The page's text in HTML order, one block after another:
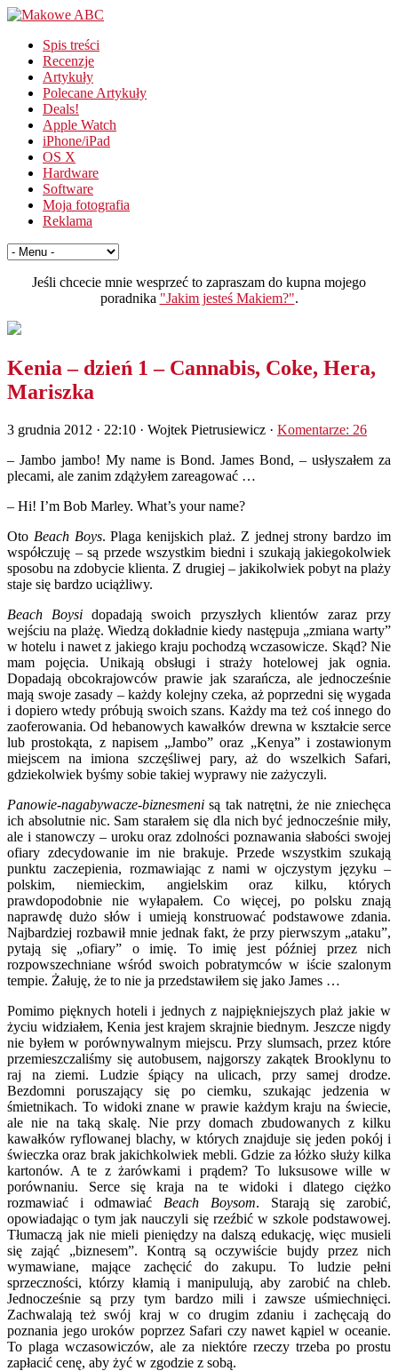
Spis treści
Recenzje
Artykuły
Polecane Artykuły
Deals!
Apple Watch
iPhone/iPad
OS X
Hardware
Software
Moja fotografia
Reklama
Jeśli chcecie mnie wesprzeć to zapraszam do kupna mojego
poradnika "Jakim jesteś Makiem?".
Kenia – dzień 1 – Cannabis, Coke, Hera,
Mariszka
3 grudnia 2012 · 22:10 · Wojtek Pietrusiewicz · Komentarze: 26
– Jambo jambo! My name is Bond. James Bond, – usłyszałem za
plecami, ale zanim zdążyłem zareagować …
– Hi! I’m Bob Marley. What’s your name?
Oto Beach Boys. Plaga kenijskich plaż. Z jednej strony bardzo im
współczuję – są przede wszystkim biedni i szukają jakiegokolwiek
sposobu na zdobycie klienta. Z drugiej – jakikolwiek pobyt na plaży
staje się bardzo uciążliwy.
Beach Boysi dopadają swoich przyszłych klientów zaraz przy
wejściu na plażę. Wiedzą dokładnie kiedy następuja „zmiana warty”
w hotelu i nawet z jakiego kraju pochodzą wczasowicze. Skąd? Nie
mam pojęcia. Unikają obsługi i straży hotelowej jak ognia.
Dopadają obcokrajowców prawie jak szarańcza, ale jednocześnie
mają swoje zasady – każdy kolejny czeka, aż poprzedni się wygada
i dopiero wtedy próbują swoich szans. Każdy ma też coś innego do
zaoferowania. Od hebanowych kawałków drewna w kształcie serce
lub prostokąta, z napisem „Jambo” oraz „Kenya” i zostawionym
miejscem na imiona szczęśliwej pary, aż do wszelkich Safari,
gdziekolwiek byśmy sobie takiej wyprawy nie zażyczyli.
Panowie-nagabywacze-biznesmeni są tak natrętni, że nie zniechęca
ich absolutnie nic. Sam starałem się dla nich być jednocześnie miły,
ale i stanowczy – uroku oraz zdolności poznawania słabości swojej
ofiary zdecydowanie im nie brakuje. Przede wszystkim szukają
punktu zaczepienia, rozmawiając z nami w ojczystym języku –
polskim, niemieckim, angielskim oraz kilku, których
prawdopodobnie nie wyłapałem. Co więcej, po polsku znają
naprawdę dużo słów i umieją konstruować podstawowe zdania.
Najbardziej rozbawił mnie jednak fakt, że przy pierwszym „ataku”,
pytają się „ofiary” o imię. To imię jest później przez nich
rozpowszechniane wśród swoich pobratymców w iście szalonym
tempie. Żałuję, że to nie ja przedstawiłem się jako James …
Pomimo pięknych hoteli i jednych z najpiękniejszych plaż jakie w
życiu widziałem, Kenia jest krajem skrajnie biednym. Jeszcze nigdy
nie byłem w porównywalnym miejscu. Przy slumsach, przez które
przemieszczaliśmy się autobusem, najgorszy zakątek Brooklynu to
raj na ziemi. Ludzie śpiący na ulicach, przy samej drodze.
Bezdomni poruszający się po ciemku, szukając jedzenia w
śmietnikach. To widoki znane w prawie każdym kraju na świecie,
ale nie na taką skalę. Nie przy domach zbudowanych z kilku
kawałków ryflowanej blachy, w których znajduje się jeden pokój i
świeczka oraz brak jakichkolwiek mebli. Gdzie za łóżko służy kilka
kartonów. A te z żarówkami i prądem? To luksusowe wille w
porównaniu. Serce się kraja na te widoki i dlatego ciężko
rozmawiać i odmawiać Beach Boysom. Starają się zarobić,
opowiadając o tym jak nauczyli się rzeźbić w szkole podstawowej.
Tłumaczą jak nie mieli pieniędzy na dalszą edukację, więc musieli
się zająć „biznesem”. Kontrą są oczywiście bujdy przez nich
wymawiane, mające zachęcić do zakupu. To ludzie pełni
sprzeczności, którzy kłamią i manipulują, aby zarobić na chleb.
Jednocześnie są przy tym bardzo mili i zawsze uśmiechnięci.
Zachwalają też swój kraj w co drugim zdaniu i zachęcają do
poznania jego uroków poprzez Safari czy nawet kąpiel w oceanie.
To plaga wczasowiczów, ale za niektóre rzeczy trzeba po prostu
zapłacić cenę, aby żyć w zgodzie z sobą.